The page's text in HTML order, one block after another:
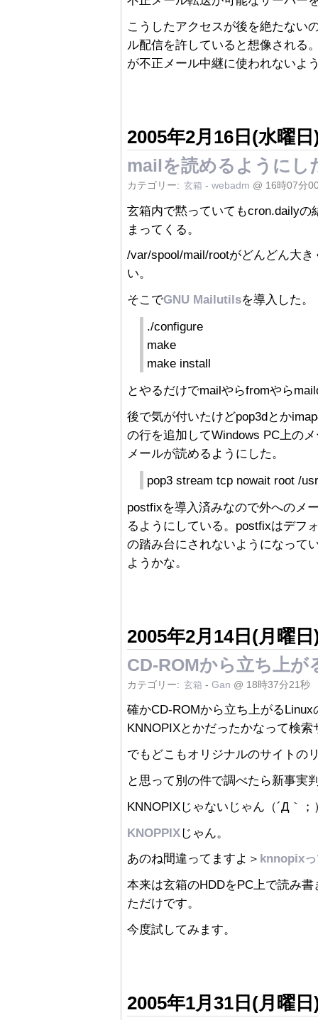
こうしたアクセスが後を絶たない
ル配信を許していると想像される
が不正メール中継に使われないよ
2005年2月16日(水曜日
mailを読めるようにし
カテゴリー: 玄箱 - webadm @ 16時07分
玄箱内で黙っていてもcron.daily
まってくる。
/var/spool/mail/rootがどんどん大
い。
そこでGNU Mailutilsを導入した。
./configure
make
make install
とやるだけでmailやらfromやら
後で気が付いたけどpop3dとか
の行を追加してWindows PC上の
メールが読めるようにした。
pop3 stream tcp nowait root /
postfixを導入済みなので外へのメ
るようにしている。postfixはデフ
の踏み台にされないようになって
ようかな。
2005年2月14日(月曜日
CD-ROMから立ち上が
カテゴリー: 玄箱 - Gan @ 18時37分21秒
確かCD-ROMから立ち上がる
KNNOPIXとかだったかなって検
でもどこもオリジナルのサイトの
と思って別の件で調べたら新事実
KNNOPIXじゃないじゃん（´Д｀；
KNOPPIXじゃん。
あのね間違ってますよ＞ knnopix
本来は玄箱のHDDをPC上で読み
ただけです。
今度試してみます。
2005年1月31日(月曜日